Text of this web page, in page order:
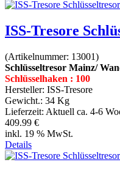
ISS-Tresore
(Artikelnummer: 13001)
Schlüsseltresor Mainz/
Schlüsselhaken : 100
Hersteller: ISS-Tresore
Gewicht.: 34 Kg
Lieferzeit: Aktuell ca. 4-6
409.99 €
inkl. 19 % MwSt.
Details